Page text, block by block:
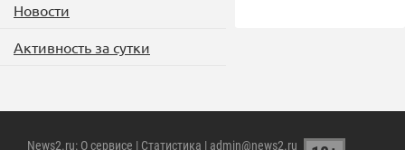
Новости
Активность за сутки
News2.ru: О сервисе | Статистика | admin@news2.ru